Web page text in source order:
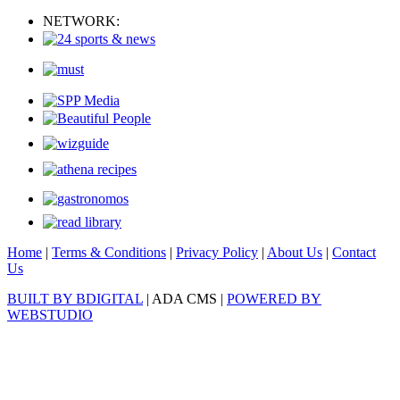
NETWORK:
Home | Terms & Conditions | Privacy Policy | About Us | Contact
Us
BUILT BY BDIGITAL | ADA CMS | POWERED BY
WEBSTUDIO